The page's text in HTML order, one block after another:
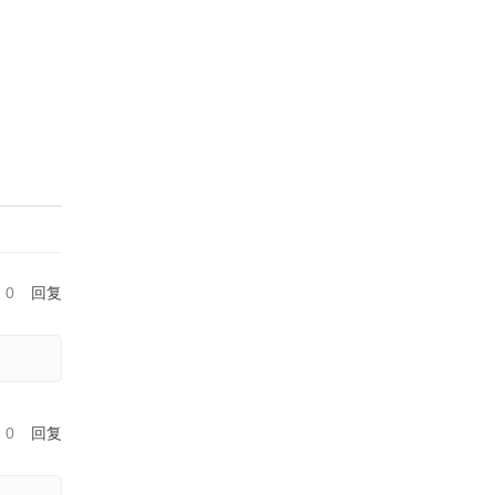
0 回复
0 回复